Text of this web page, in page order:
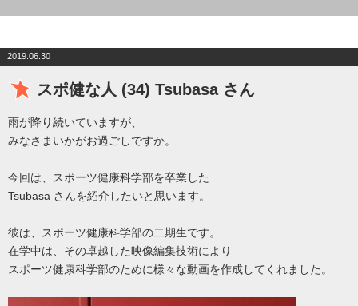
2019.06.30
スポ健な人 (34) Tsubasa さん
雨が降り続いていますが、
みなさまいかがお過ごしですか。
今回は、スポーツ健康科学部を卒業した
Tsubasa さんを紹介したいと思います。
彼は、スポーツ健康科学部の二期生です。
在学中は、その卓越した映像編集技術により
スポーツ健康科学部のために様々な動画を作成してくれました。